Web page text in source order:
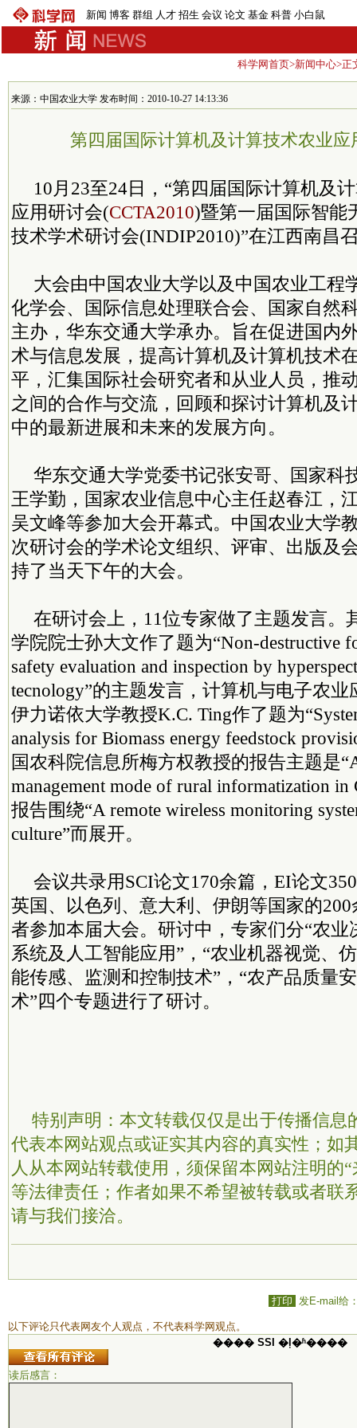
新闻 博客 群组 人才 招生 会议 论文 基金 科普 小白鼠
科学网首页>新闻中心>正
来源：中国农业大学 发布时间：2010-10-27 14:13:36
第四届国际计算机及计算技术农业应
10月23至24日，“第四届国际计算机及
应用研讨会(CCTA2010)暨第一届国际智能
技术学术研讨会(INDIP2010)”在江西南昌
大会由中国农业大学以及中国农业工程
化学会、国际信息处理联合会、国家自然
主办，华东交通大学承办。旨在促进国内
术与信息发展，提高计算机及计算机技术
平，汇集国际社会研究者和从业人员，推
之间的合作与交流，回顾和探讨计算机及
中的最新进展和未来的发展方向。
华东交通大学党委书记张安哥、国家科
王学勤，国家农业信息中心主任赵春江，
吴文峰等参加大会开幕式。中国农业大学
次研讨会的学术论文组织、评审、出版及
持了当天下午的大会。
在研讨会上，11位专家做了主题发言。
学院院士孙大文作了题为“Non-destructive
safety evaluation and inspection by
tecnology”的主题发言，计算机与电子农
伊力诺依大学教授K.C. Ting作了题为
analysis for Biomass energy feedstock
国农科院信息所梅方权教授的报告主题是
management mode of rural informatization
报告围绕“A remote wireless monitoring
culture”而展开。
会议共录用SCI论文170余篇，EI论文
英国、以色列、意大利、伊朗等国家的
者参加本届大会。研讨中，专家们分“农
系统及人工智能应用”，“农业机器视觉、
能传感、监测和控制技术”，“农产品质量
术”四个专题进行了研讨。
特别声明：本文转载仅仅是出于传播信息
代表本网站观点或证实其内容的真实性；如
人从本网站转载使用，须保留本网站注明的
等法律责任；作者如果不希望被转载或者联
请与我们接洽。
打印 发E-mail给
以下评论只代表网友个人观点，不代表科学网观点。
���� SSI �ļ�ʱ����
读后感言：